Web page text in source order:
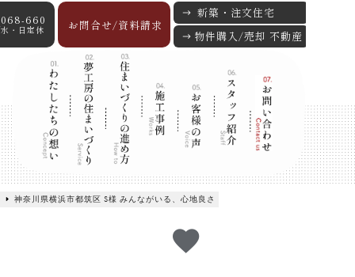
660
・日定休 お問合せ/資料請求
新築・注文住宅
物件購入/売却 不動産
神奈川県横浜市都筑区 S様 みんながいる、心地良さ